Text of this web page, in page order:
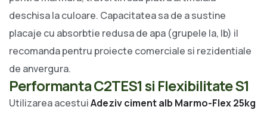
deschisa la culoare. Capacitatea sa de a sustine
placaje cu absorbtie redusa de apa (grupele Ia, Ib) il
recomanda pentru proiecte comerciale si rezidentiale
de anvergura.
Performanta C2TES1 si Flexibilitate S1
Utilizarea acestuiAdeziv ciment alb Marmo-Flex 25kg